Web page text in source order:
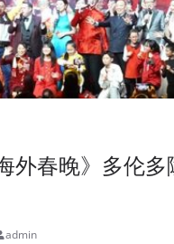
外春晚》多伦多
admin